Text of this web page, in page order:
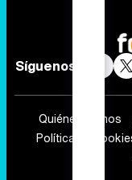
Síguenos
Quiénes somos
Política de